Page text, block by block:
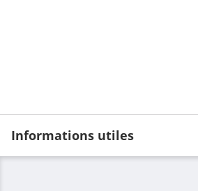
Informations utiles